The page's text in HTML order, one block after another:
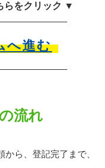
らをクリック ▼
へ進む
流れ
ら、登記完了まで、